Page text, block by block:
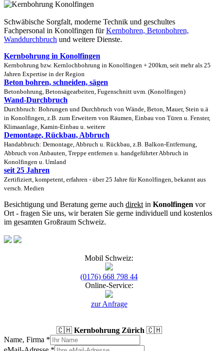
Schwäbische Sorgfalt, moderne Technik und geschultes
Fachpersonal in Konolfingen fürKernbohren, Betonbohren,
Wanddurchbruch und weitere Dienste.
Kernbohrung in Konolfingen
Kernbohrung bzw. Kernlochbohrung in Konolfingen + 200km, seit mehr als 25
Jahren Expertise in der Region
Beton bohren, schneiden, sägen
Betonbohrung, Betonsägearbeiten, Fugenschnitt uvm. (Konolfingen)
Wand-Durchbruch
Durchbruch: Bohrungen und Durchbruch von Wände, Beton, Mauer, Stein u.ä
in Konolfingen, z.B. zum Erweitern von Räumen, Einbau von Türen u. Fenster,
Klimaanlage, Kamin-Einbau u. weitere
Demontage, Rückbau, Abbruch
Handabbruch: Demontage, Abbruch u. Rückbau, z.B. Balkon-Entfernung,
Abbruch von Anbauten, Treppe entfernen u. handgeführter Abbruch in
Konolfingen u. Umland
seit 25 Jahren
Zertifiziert, kompetent, erfahren - über 25 Jahre für Konolfingen, bekannt aus
versch. Medien
Besichtigung und Beratung gerne auch direkt in Konolfingen vor
Ort - fragen Sie uns, wir beraten Sie gerne individuell und kostenlos
im gesamten Großraum Schweiz.
Mobil Schweiz:
(0176) 668 798 44
Online-Service:
zur Anfrage
🇨🇭 Kernbohrung Zürich 🇨🇭
Name, Firma *